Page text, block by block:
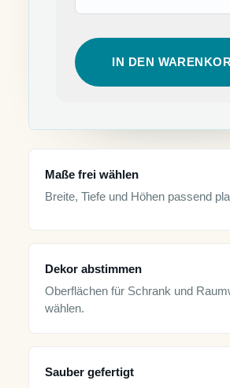
IN DEN
Maße frei wählen
Breite, Tiefe und Höhen passend
Dekor abstimmen
Oberflächen für Schrank und
wählen.
Sauber gefertigt